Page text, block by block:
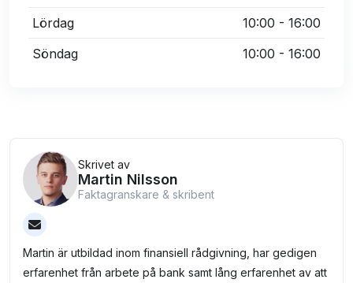
Lördag
10:00 - 16:00
Söndag
10:00 - 16:00
Skrivet av
Martin Nilsson
Faktagranskare & skribent
Martin är utbildad inom finansiell rådgivning, har gedigen
erfarenhet från arbete på bank samt lång erfarenhet av att